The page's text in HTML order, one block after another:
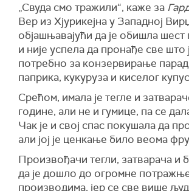
„Свуда смо тражили“, каже за
Вер из Хјурикејна у Западној
објашњавајући да је обишла
и није успела да пронађе све што
потребно за конзервирање
паприка, кукуруза и киселог
Срећом, имала је тегле и
године, али не и гумице, па се
Чак је и свој спас покушала да
али јој је ценкање било веома
Произвођачи тегли, затварача и
да је дошло до огромне
производима, јер се све више